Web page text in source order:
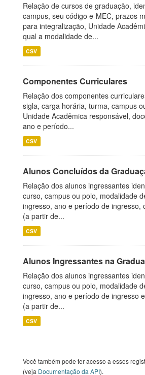
Relação de cursos de graduação,
campus, seu código e-MEC, prazos
para integralização, Unidade
qual a modalidade de...
CSV
Componentes Curriculares
Relação dos componentes
sigla, carga horária, turma, campus
Unidade Acadêmica responsável,
ano e período...
CSV
Alunos Concluídos da
Relação dos alunos ingressantes
curso, campus ou polo, modalidade
ingresso, ano e período de ingresso,
(a partir de...
CSV
Alunos Ingressantes na
Relação dos alunos ingressantes
curso, campus ou polo, modalidade
ingresso, ano e período de ingresso
(a partir de...
CSV
Você também pode ter acesso a esses
(veja Documentação da API).